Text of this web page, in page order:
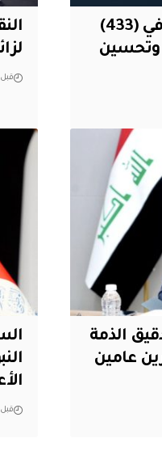
الداخلية: إجراء تحقيق قضائي في (433)
وتحسين
قبل 20 ساعة
الذمة
عامين
قبل 22 ساعة